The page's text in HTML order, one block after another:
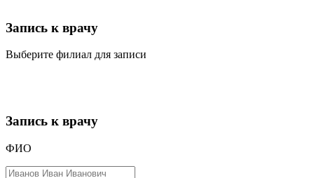
Запись к врачу
Выберите филиал для записи
Запись к врачу
ФИО